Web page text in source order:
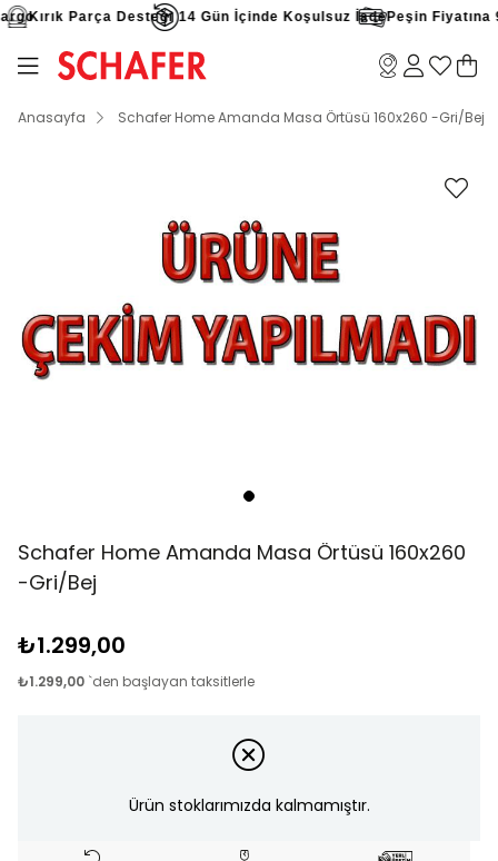
Kırık Parça Desteği 14 Gün İçinde Koşulsuz İadePeşin Fiyatına 9
Anasayfa Schafer Home Amanda Masa Örtüsü 160x260 -Gri/Bej
Schafer Home Amanda Masa Örtüsü 160x260
-Gri/Bej
₺1.299,00
₺1.299,00 `den başlayan taksitlerle
Ürün stoklarımızda kalmamıştır.